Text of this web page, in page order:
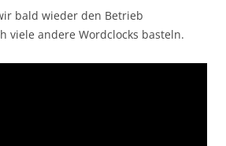
bald wieder den Betrieb
viele andere Wordclocks basteln.